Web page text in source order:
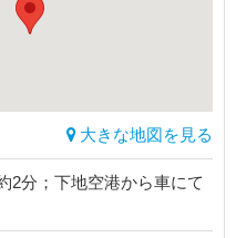
大きな地図を見る
2分；下地空港から車にて